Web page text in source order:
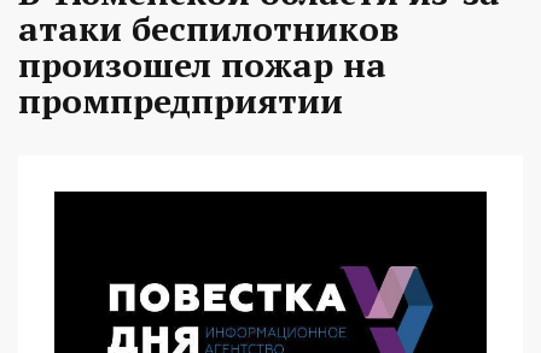
атаки беспилотников
произошел пожар на
промпредприятии